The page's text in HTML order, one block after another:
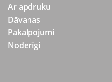
Ar apdruku
Dāvanas
Pakalpojumi
Noderīgi